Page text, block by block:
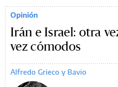
Opinión
Irán e Israel: otra
vez cómodos
Alfredo Grieco y Bavio